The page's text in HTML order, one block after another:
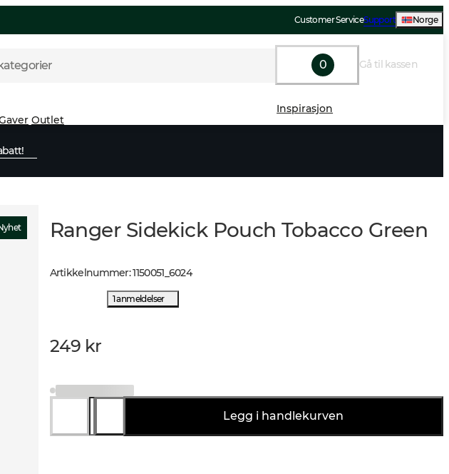
Customer ServiceSupport Norge
0 Gå til kassen
Outlet
Inspirasjon
Ranger Sidekick Pouch Tobacco Green
Artikkelnummer:1150051 6024
1 anmeldelser
249 kr
Legg i handlekurven